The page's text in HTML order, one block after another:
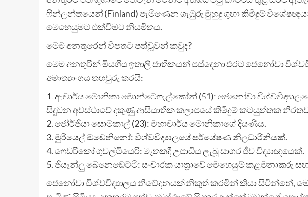
ෆින්ලන්තයෙන් (Finland) පැමිණෙන ගැඹුරු මුහුදු ගුහා කිමිදුම්
මෙහෙයුමට එක්වීමට නියමිතය.
මෙම අනතුරෙන් විපතට පත්වූවන් කවුද?
මෙම අනතුරින් මියගිය ඉතාලි ජාතිකයන් පස්දෙනා එරට ජෙනෝවා
අමාත්‍යාංශය තහවුරු කරයි:
1. ආචාර්ය මොනිකා මොන්ටෙෆැල්කෝන් (51): ජෙනෝවා විශ්වවිද්‍යාලයේ
සිදුවන අවස්ථාවේ දකුණු ආසියාතික කලාපයේ කිමිදුම් කටයුත්තක නිරතව
2. ජෝර්ජියා සොමකාල් (23): මහාචාර්ය මොනිකාගේ දියණිය.
3. මුරියෙල් ඔඩෙනිනෝ: විශ්වවිද්‍යාලයේ පර්යේෂණ නිලධාරිනියක්.
4. ෆෙඩරිකෝ ගුවල්ටියෙරි: මෑතකදී උපාධිය ලැබූ සාගර ජීව විද්‍යාඥයෙක්.
5. ජියෑන්ලු බෙනෙඩෙට්ටි: සංචාරක යාත්‍රාවේ මෙහෙයුම් කළමනාකරු
ජෙනෝවා විශ්වවිද්‍යාලය නිවේදනයක් නිකුත් කරමින් කියා සිටින්නේ,